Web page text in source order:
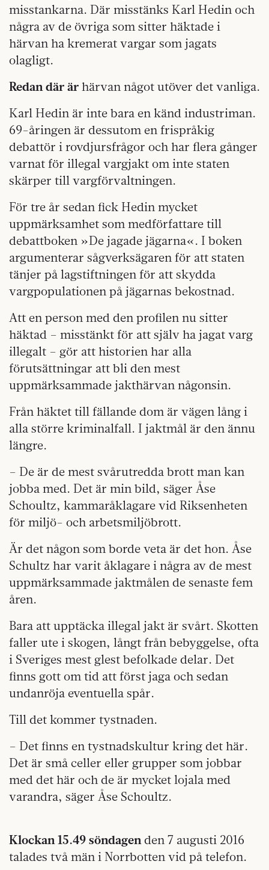
misstankarna. Där misstänks Karl Hedin och
några av de övriga som sitter häktade i
härvan ha kremerat vargar som jagats
olagligt.
Redan där är härvan något utöver det vanliga.
Karl Hedin är inte bara en känd industriman.
69-åringen är dessutom en frispråkig
debattör i rovdjursfrågor och har flera gånger
varnat för illegal vargjakt om inte staten
skärper till vargförvaltningen.
För tre år sedan fick Hedin mycket
uppmärksamhet som medförfattare till
debattboken »De jagade jägarna«. I boken
argumenterar sågverksägaren för att staten
tänjer på lagstiftningen för att skydda
vargpopulationen på jägarnas bekostnad.
Att en person med den profilen nu sitter
häktad – misstänkt för att själv ha jagat varg
illegalt – gör att historien har alla
förutsättningar att bli den mest
uppmärksammade jakthärvan någonsin.
Från häktet till fällande dom är vägen lång i
alla större kriminalfall. I jaktmål är den ännu
längre.
– De är de mest svårutredda brott man kan
jobba med. Det är min bild, säger Åse
Schoultz, kammaråklagare vid Riksenheten
för miljö- och arbetsmiljöbrott.
Är det någon som borde veta är det hon. Åse
Schultz har varit åklagare i några av de mest
uppmärksammade jaktmålen de senaste fem
åren.
Bara att upptäcka illegal jakt är svårt. Skotten
faller ute i skogen, långt från bebyggelse, ofta
i Sveriges mest glest befolkade delar. Det
finns gott om tid att först jaga och sedan
undanröja eventuella spår.
Till det kommer tystnaden.
– Det finns en tystnadskultur kring det här.
Det är små celler eller grupper som jobbar
med det här och de är mycket lojala med
varandra, säger Åse Schoultz.
Klockan 15.49 söndagen den 7 augusti 2016
talades två män i Norrbotten vid på telefon.